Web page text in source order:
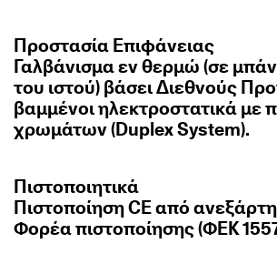
Προστασία Επιφάνειας
Γαλβάνισμα εν θερμώ (σε
του ιστού) βάσει Διεθνούς
βαμμένοι ηλεκτροστατικά με
χρωμάτων (Duplex System).
Πιστοποιητικά
Πιστοποίηση CE από
Φορέα πιστοποίησης (ΦΕΚ